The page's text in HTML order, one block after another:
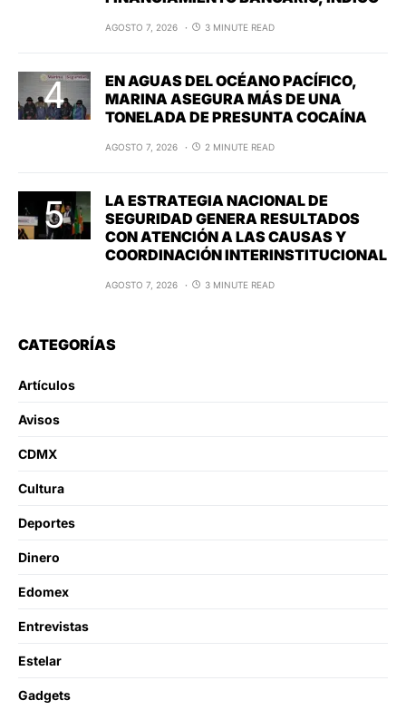
AGOSTO 7, 2026 3 MINUTE READ
EN AGUAS DEL OCÉANO PACÍFICO,
MARINA ASEGURA MÁS DE UNA
TONELADA DE PRESUNTA COCAÍNA
AGOSTO 7, 2026 2 MINUTE READ
LA ESTRATEGIA NACIONAL DE
SEGURIDAD GENERA RESULTADOS
CON ATENCIÓN A LAS CAUSAS Y
COORDINACIÓN INTERINSTITUCIONAL
AGOSTO 7, 2026 3 MINUTE READ
CATEGORÍAS
Artículos
Avisos
CDMX
Cultura
Deportes
Dinero
Edomex
Entrevistas
Estelar
Gadgets